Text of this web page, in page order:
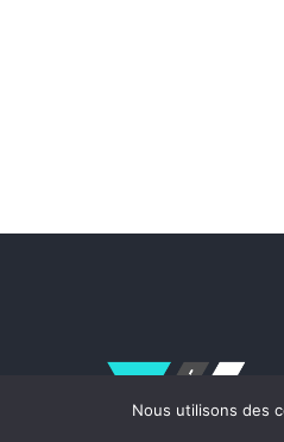
Nous utilisons des